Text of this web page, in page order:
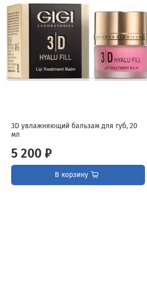
3D увлажняющий бальзам для губ, 20
мл
5 200 ₽
В корзину